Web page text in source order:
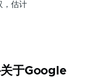
，估计
于Google